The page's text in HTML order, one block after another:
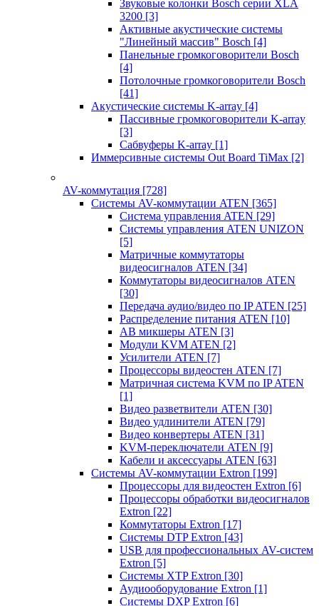
Звуковые колонки Bosch серии XLA
3200 [3]
Активные акустические системы
"Линейный массив" Bosch [4]
Панельные громкоговорители Bosch
[4]
Потолочные громкоговорители Bosch
[41]
Акустические системы K-array [4]
Пассивные громкоговорители K-array
[3]
Сабвуферы K-array [1]
Иммерсивные системы Out Board TiMax [2]
AV-коммутация [728]
Системы AV-коммутации ATEN [365]
Система управления ATEN [29]
Системы управления ATEN UNIZON
[5]
Матричные коммутаторы
видеосигналов ATEN [34]
Коммутаторы видеосигналов ATEN
[30]
Передача аудио/видео по IP ATEN [25]
Распределение питания ATEN [10]
АВ микшеры ATEN [3]
Модули KVM ATEN [2]
Усилители ATEN [7]
Процессоры видеостен ATEN [7]
Матричная система KVM по IP ATEN
[1]
Видео разветвители ATEN [30]
Видео удлинители ATEN [79]
Видео конвертеры ATEN [31]
KVM-переключатели ATEN [9]
Кабели и аксессуары ATEN [63]
Системы AV-коммутации Extron [199]
Процессоры для видеостен Extron [6]
Процессоры обработки видеосигналов
Extron [22]
Коммутаторы Extron [17]
Системы DTP Extron [43]
USB для профессиональных AV-систем
Extron [5]
Системы XTP Extron [30]
Аудиооборудование Extron [1]
Системы DXP Extron [6]